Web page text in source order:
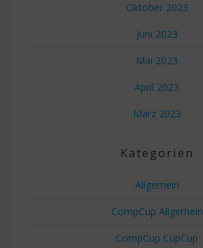
Oktober 2023
Juni 2023
Mai 2023
April 2023
März 2023
Kategorien
Allgemein
CompCup Allgemein
CompCup CupCup